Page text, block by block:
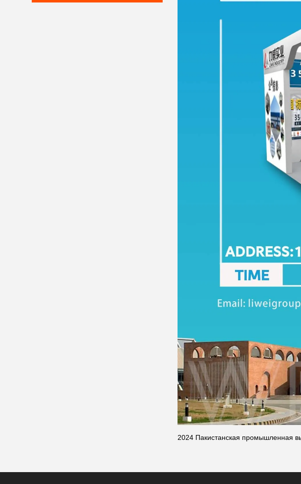
2024 Пакистанская промышленная